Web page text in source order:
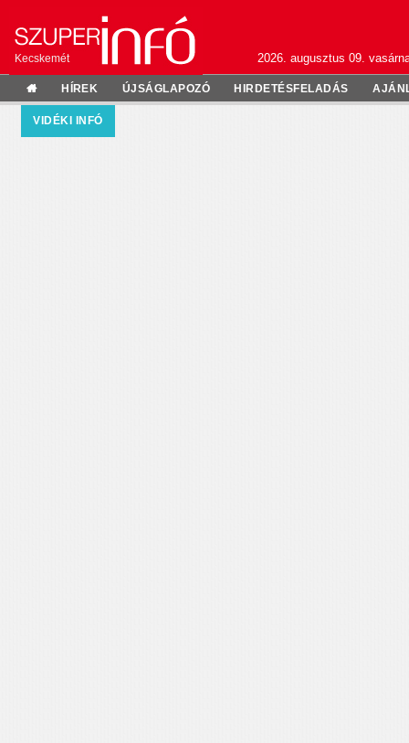
Kecskemét 2026. augusztus 09.
HÍREK ÚJSÁGLAPOZÓ HIRDETÉSFELADÁS
VIDÉKI INFÓ